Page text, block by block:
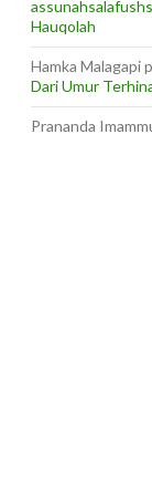
Hauqolah
Hamka Malagapi
Dari Umur
Prananda